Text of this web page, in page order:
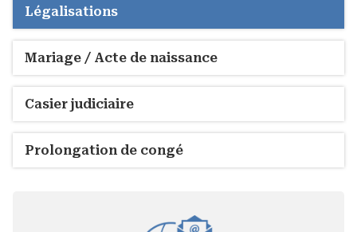
Légalisations
Mariage / Acte de naissance
Casier judiciaire
Prolongation de congé